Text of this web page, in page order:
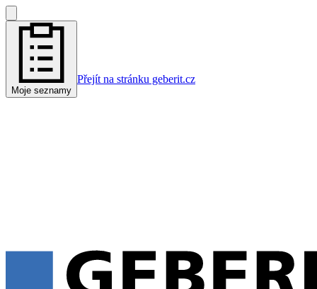
Moje seznamy
Přejít na stránku geberit.cz